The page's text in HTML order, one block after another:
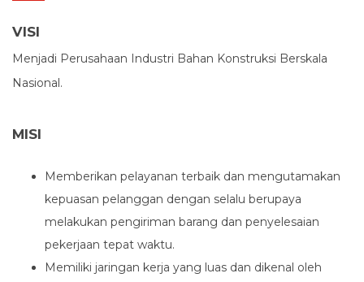
VISI
Menjadi Perusahaan Industri Bahan Konstruksi Berskala
Nasional.
MISI
Memberikan pelayanan terbaik dan mengutamakan
kepuasan pelanggan dengan selalu berupaya
melakukan pengiriman barang dan penyelesaian
pekerjaan tepat waktu.
Memiliki jaringan kerja yang luas dan dikenal oleh